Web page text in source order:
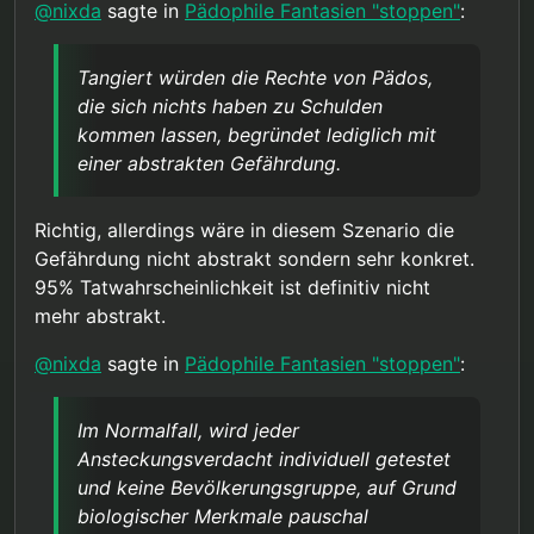
Bevölkerungsgruppe, auf Grund biologischer
Merkmale pauschal verdächtigt, gefährliche
Ok, in einer Zombie-Apokalypse, mit
Ausnahemezustand bzw. Kriegsrecht, würde das
wahrscheinlich anders laufen.
@nixda sagte in Pädophile Fantasien "stoppen":
Tangiert würden die Rechte von Pädos,
die sich nichts haben zu Schulden
kommen lassen, begründet lediglich mit
einer abstrakten Gefährdung.
Richtig, allerdings wäre in diesem Szenario die
Gefährdung nicht abstrakt sondern sehr konkret.
95% Tatwahrscheinlichkeit ist definitiv nicht
mehr abstrakt.
@nixda sagte in Pädophile Fantasien "stoppen":
Im Normalfall, wird jeder
Ansteckungsverdacht individuell getestet
und keine Bevölkerungsgruppe, auf Grund
biologischer Merkmale pauschal